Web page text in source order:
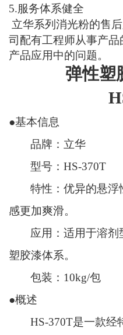
5.服务体系健全
立华系列消光粉的售
司配有工程师从事产
产品应用中的问题。
弹性塑
●基本信息
品牌：立华
型号： HS-370T
特性：优异的悬浮
感更加爽滑。
应用：适用于溶
塑胶漆体系。
包装： 10kg/包
●概述
HS-370T是一款经